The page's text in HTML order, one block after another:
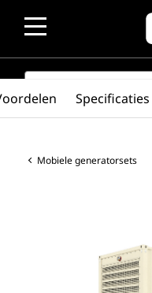
SEARCH
Mobiele generatorsets
Specificaties